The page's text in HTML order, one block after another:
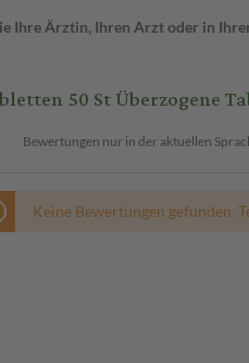
Ihre Ärztin, Ihren Arzt oder in
50 St Überzogene
Bewertungen nur in der aktuellen
Keine Bewertungen gefunden.